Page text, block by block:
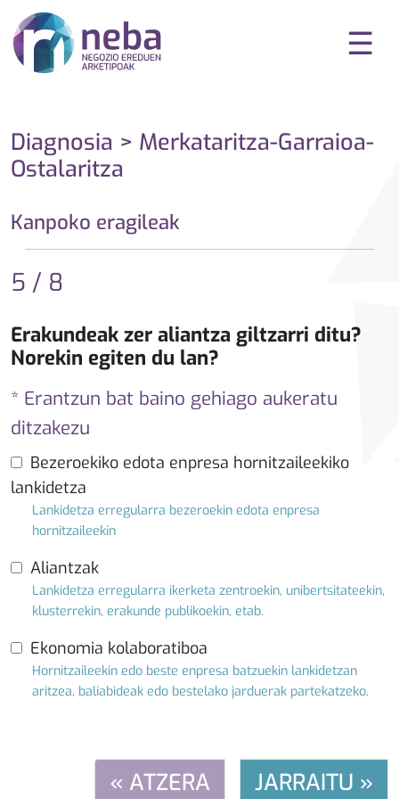
☰
Diagnosia > Merkataritza-Garraioa-
Ostalaritza
Kanpoko eragileak
5 / 8
Erakundeak zer aliantza giltzarri ditu?
Norekin egiten du lan?
* Erantzun bat baino gehiago aukeratu
ditzakezu
Bezeroekiko edota enpresa hornitzaileekiko
lankidetza
Lankidetza erregularra bezeroekin edota enpresa
hornitzaileekin
Aliantzak
Lankidetza erregularra ikerketa zentroekin, unibertsitateekin,
klusterrekin, erakunde publikoekin, etab.
Ekonomia kolaboratiboa
Hornitzaileekin edo beste enpresa batzuekin lankidetzan
aritzea, baliabideak edo bestelako jarduerak partekatzeko.
« ATZERA JARRAITU »